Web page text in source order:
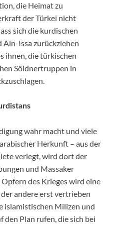
die Heimat zu
der Türkei nicht
sich die kurdischen
Ain-Issa zurückziehen
ihnen, die türkischen
Söldnertruppen in
wahr macht und viele
Herkunft – aus der
verlegt, wird dort der
und Massaker
des Krieges wird eine
andere erst vertrieben
islamistischen Milizen und
Plan rufen, die sich bei